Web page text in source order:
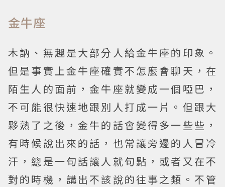
金牛座
木訥、無趣是大部分人給金牛座的印象。
但是事實上金牛座確實不怎麼會聊天，在
陌生人的面前，金牛座就變成一個啞巴，
不可能很快速地跟別人打成一片。但跟大
夥熟了之後，金牛的話會變得多一些些，
有時候說出來的話，也常讓旁邊的人冒冷
汗，總是一句話讓人就句點，或者又在不
對的時機，講出不該說的往事之類。不管